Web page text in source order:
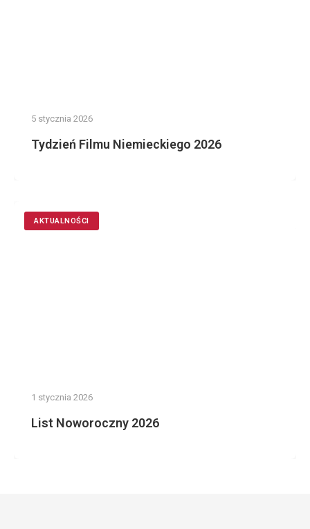
5 stycznia 2026
Tydzień Filmu Niemieckiego 2026
AKTUALNOŚCI
1 stycznia 2026
List Noworoczny 2026